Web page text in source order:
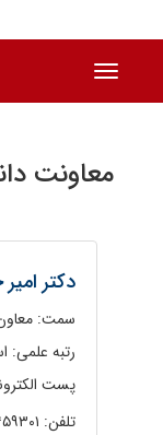
navigation
معاونت
دکتر
سمت:
رتبه علمی:
پست
تلفن: ۰۴۱۳۳۴۵۹۳۰۱